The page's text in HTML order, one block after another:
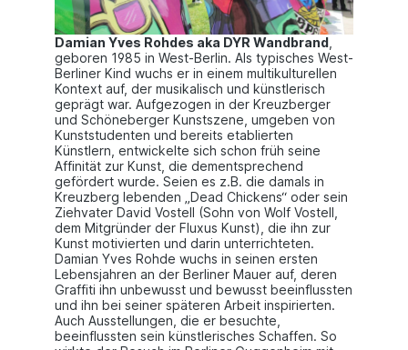
Damian Yves Rohdes aka DYR Wandbrand,
geboren 1985 in West-Berlin. Als typisches West-
Berliner Kind wuchs er in einem multikulturellen
Kontext auf, der musikalisch und künstlerisch
geprägt war. Aufgezogen in der Kreuzberger
und Schöneberger Kunstszene, umgeben von
Kunststudenten und bereits etablierten
Künstlern, entwickelte sich schon früh seine
Affinität zur Kunst, die dementsprechend
gefördert wurde. Seien es z.B. die damals in
Kreuzberg lebenden „Dead Chickens“ oder sein
Ziehvater David Vostell (Sohn von Wolf Vostell,
dem Mitgründer der Fluxus Kunst), die ihn zur
Kunst motivierten und darin unterrichteten.
Damian Yves Rohde wuchs in seinen ersten
Lebensjahren an der Berliner Mauer auf, deren
Graffiti ihn unbewusst und bewusst beeinflussten
und ihn bei seiner späteren Arbeit inspirierten.
Auch Ausstellungen, die er besuchte,
beeinflussten sein künstlerisches Schaffen. So